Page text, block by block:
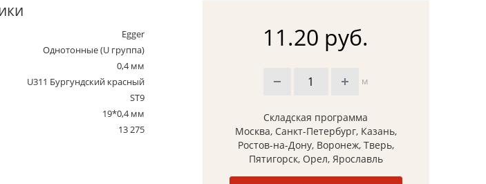
Egger
Однотонные (U группа)
0,4 мм
U311 Бургундский красный
ST9
19*0,4 мм
13 275
11.20 руб.
м
Складская программа
Москва, Санкт-Петербург, Казань,
Ростов-на-Дону, Воронеж, Тверь,
Пятигорск, Орел, Ярославль